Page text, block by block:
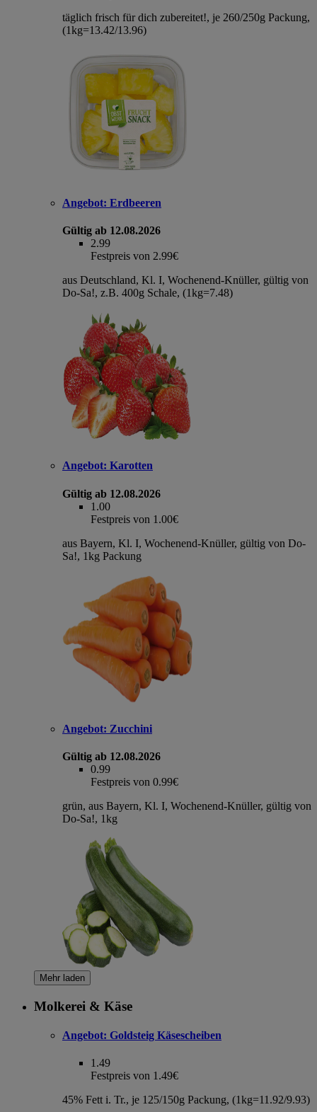
täglich frisch für dich zubereitet!, je 260/250g Packung,
(1kg=13.42/13.96)
Angebot: Erdbeeren
Gültig ab 12.08.2026
2.99
Festpreis von 2.99€
aus Deutschland, Kl. I, Wochenend-Knüller, gültig von
Do-Sa!, z.B. 400g Schale, (1kg=7.48)
Angebot: Karotten
Gültig ab 12.08.2026
1.00
Festpreis von 1.00€
aus Bayern, Kl. I, Wochenend-Knüller, gültig von Do-
Sa!, 1kg Packung
Angebot: Zucchini
Gültig ab 12.08.2026
0.99
Festpreis von 0.99€
grün, aus Bayern, Kl. I, Wochenend-Knüller, gültig von
Do-Sa!, 1kg
Mehr laden
Molkerei & Käse
Angebot: Goldsteig Käsescheiben
1.49
Festpreis von 1.49€
45% Fett i. Tr., je 125/150g Packung, (1kg=11.92/9.93)